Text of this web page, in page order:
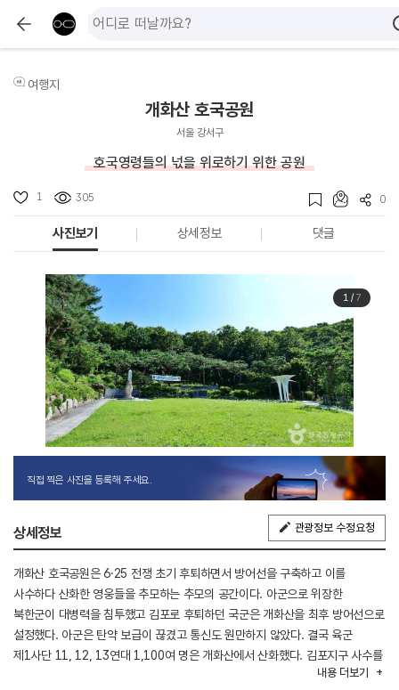
여행지
개화산 호국공원
서울 강서구
호국영령들의 넋을 위로하기 위한 공원
1 305 0
사진보기 상세정보 댓글
1/ 7
직접 찍은 사진을 등록해 주세요.
상세정보 관광정보 수정요청
개화산 호국공원은 6·25 전쟁 초기 후퇴하면서 방어선을 구축하고 이를
사수하다 산화한 영웅들을 추모하는 추모의 공간이다. 아군으로 위장한
북한군이 대병력을 침투했고 김포로 후퇴하던 국군은 개화산을 최후 방어선으로
설정했다. 아군은 탄약 보급이 끊겼고 통신도 원만하지 않았다. 결국 육군
제1사단 11, 12, 13연대 1,100여 명은 개화산에서 산화했다. 김포지구 사수를
위해 목숨을 바친 장병의 충혼을 기리기 위해 1994년 이곳에 호국공원을
내용 더보기